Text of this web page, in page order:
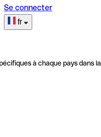
Se connecter
fr
à chaque pays dans la